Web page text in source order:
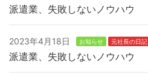
派遣業、失敗しないノウハウ
2023年4月18日 お知らせ 元社長の日記
派遣業、失敗しないノウハウ